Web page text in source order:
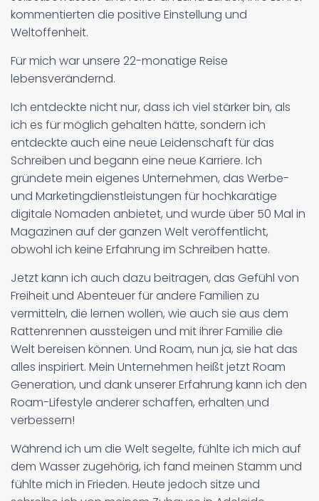
kommentierten die positive Einstellung und
Weltoffenheit.
Für mich war unsere 22-monatige Reise
lebensverändernd.
Ich entdeckte nicht nur, dass ich viel stärker bin, als
ich es für möglich gehalten hätte, sondern ich
entdeckte auch eine neue Leidenschaft für das
Schreiben und begann eine neue Karriere. Ich
gründete mein eigenes Unternehmen, das Werbe-
und Marketingdienstleistungen für hochkarätige
digitale Nomaden anbietet, und wurde über 50 Mal in
Magazinen auf der ganzen Welt veröffentlicht,
obwohl ich keine Erfahrung im Schreiben hatte.
Jetzt kann ich auch dazu beitragen, das Gefühl von
Freiheit und Abenteuer für andere Familien zu
vermitteln, die lernen wollen, wie auch sie aus dem
Rattenrennen aussteigen und mit ihrer Familie die
Welt bereisen können. Und Roam, nun ja, sie hat das
alles inspiriert. Mein Unternehmen heißt jetzt Roam
Generation, und dank unserer Erfahrung kann ich den
Roam-Lifestyle anderer schaffen, erhalten und
verbessern!
Während ich um die Welt segelte, fühlte ich mich auf
dem Wasser zugehörig, ich fand meinen Stamm und
fühlte mich in Frieden. Heute jedoch sitze und